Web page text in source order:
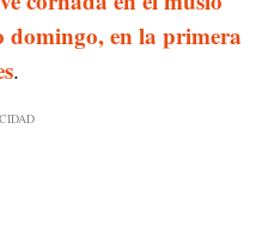
domingo, en la primera
.